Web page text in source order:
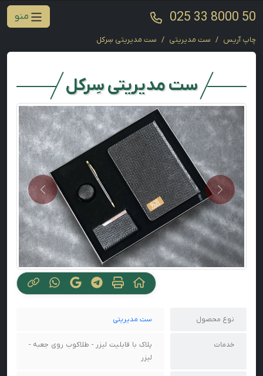
025 33 8000 50 منو
چاپ آریس ست مدیریتی ست مدیریتی سِرکل
ست مدیریتی سِرکل
Previous
Next
نوع محصول ست مدیریتی
خدمات
پلاک با قابلیت لیزر - طلاکوب روی جعبه -
لیزر